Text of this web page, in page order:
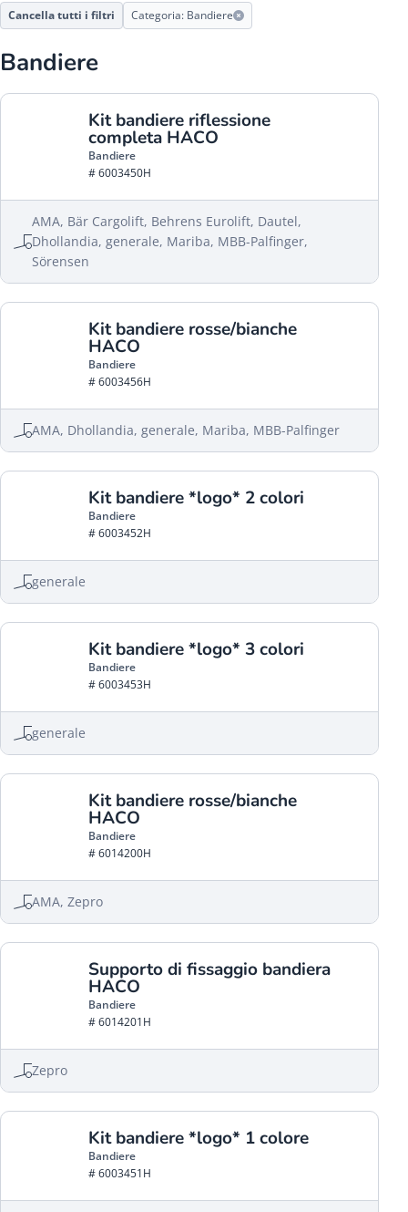
Cancella tutti i filtri Categoria: Bandiere
Bandiere
Kit bandiere riflessione
completa HACO
Bandiere
# 6003450H
AMA, Bär Cargolift, Behrens Eurolift, Dautel,
Dhollandia, generale, Mariba, MBB-Palfinger,
Sörensen
Kit bandiere rosse/bianche
HACO
Bandiere
# 6003456H
AMA, Dhollandia, generale, Mariba, MBB-Palfinger
Kit bandiere *logo* 2 colori
Bandiere
# 6003452H
generale
Kit bandiere *logo* 3 colori
Bandiere
# 6003453H
generale
Kit bandiere rosse/bianche
HACO
Bandiere
# 6014200H
AMA, Zepro
Supporto di fissaggio bandiera
HACO
Bandiere
# 6014201H
Zepro
Kit bandiere *logo* 1 colore
Bandiere
# 6003451H